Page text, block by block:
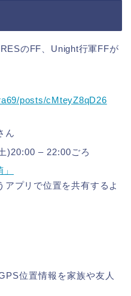
のFF、Unight行軍FFが
posts/cMteyZ8qD26
ん
)20:00 – 22:00ごろ
プリで位置を共有するよ
位置情報を家族や友人